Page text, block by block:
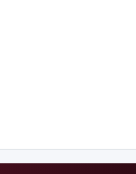
ШҚО
әкімінің